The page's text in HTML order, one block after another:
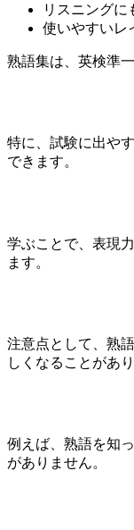
リスニングに
使いやすいレ
熟語集は、英検準
特に、試験に出や
できます。
学ぶことで、表現
ます。
注意点として、熟
しくなることがあり
例えば、熟語を知
がありません。